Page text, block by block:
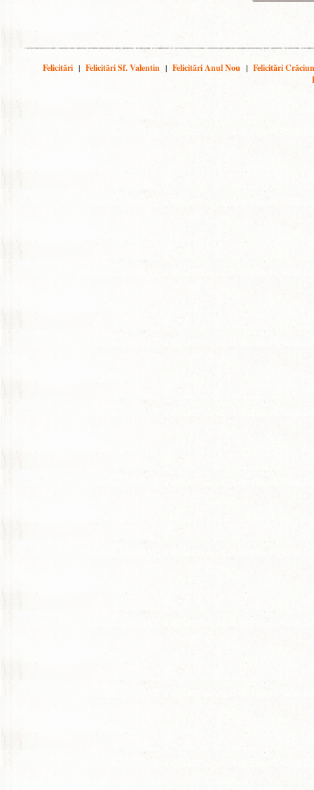
Felicitări | Felicitări Sf. Valentin | Felicitări Anul Nou | Felicitări